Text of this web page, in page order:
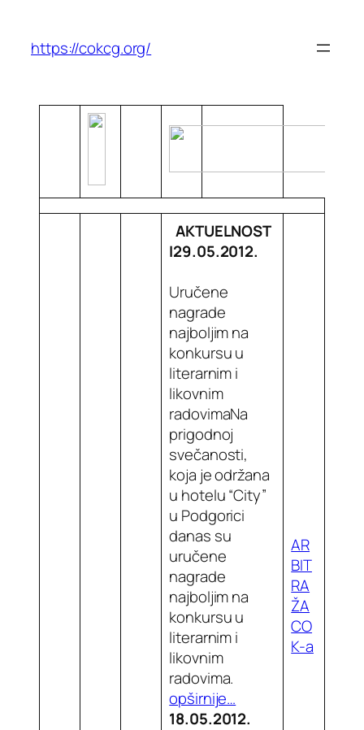
https://cokcg.org/
AKTUELNOST
I29.05.2012.
Uručene
nagrade
najboljim na
konkursu u
literarnim i
likovnim
radovimaNa
prigodnoj
svečanosti,
koja je održana
u hotelu “City”
u Podgorici
danas su
uručene
nagrade
najboljim na
konkursu u
literarnim i
likovnim
radovima.
opširnije…
18.05.2012.
AR
BIT
RA
ŽA
CO
K-a